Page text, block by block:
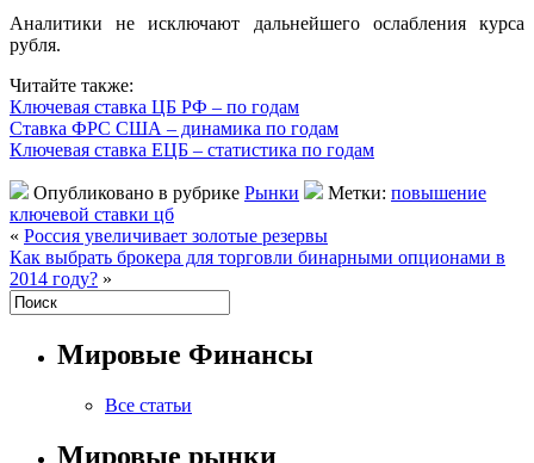
Аналитики не исключают дальнейшего ослабления курса
рубля.
Читайте также:
Ключевая ставка ЦБ РФ – по годам
Ставка ФРС США – динамика по годам
Ключевая ставка ЕЦБ – статистика по годам
Опубликовано в рубрике Рынки Метки: повышение
ключевой ставки цб
« Россия увеличивает золотые резервы
Как выбрать брокера для торговли бинарными опционами в
2014 году? »
Мировые Финансы
Все статьи
Мировые рынки